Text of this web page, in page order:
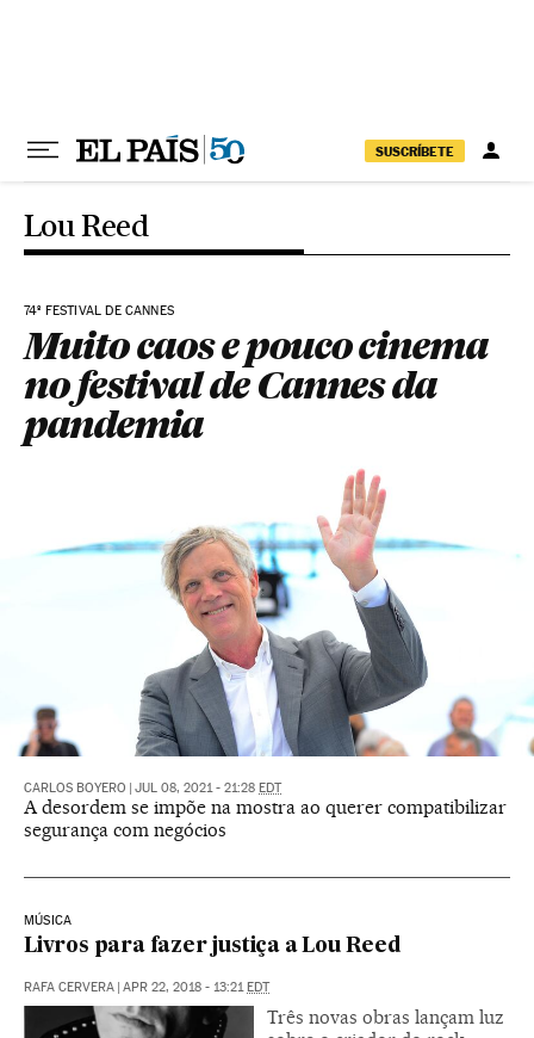
SUSCRÍBETE
Lou Reed
74º FESTIVAL DE CANNES
Muito caos e pouco cinema
no festival de Cannes da
pandemia
CARLOS BOYERO JUL 08, 2021 - 21:28 EDT
A desordem se impõe na mostra ao querer compatibilizar
segurança com negócios
MÚSICA
Livros para fazer justiça a Lou Reed
RAFA CERVERA APR 22, 2018 - 13:21 EDT
Três novas obras lançam luz